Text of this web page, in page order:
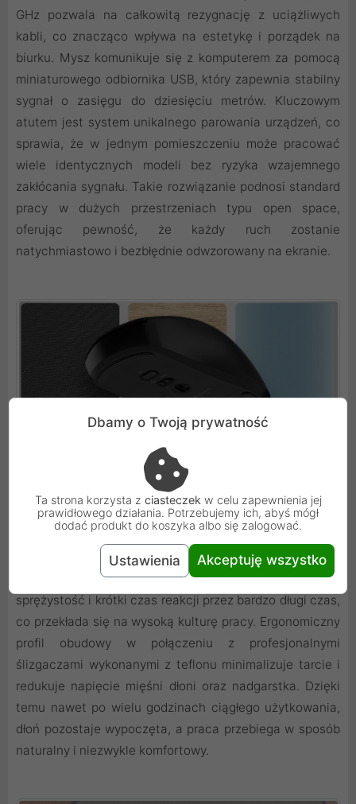
GHz pozwala na całkowitą rezygnację z uciążliwych
kabli, co znacząco wpływa na estetykę i porządek na
biurku. Mysz komunikuje się z komputerem za pomocą
miniaturowego odbiornika USB, który zapewnia stabilny
sygnał o zasięgu do dziesięciu metrów. Kluczowym
atutem jest system unikalnego parowania urządzeń, co
sprawia, że w jednym pomieszczeniu może pracować
wiele identycznych modeli bez ryzyka wzajemnego
zakłócania sygnału. Takie rozwiązanie podnosi standard
pracy w dużych przestrzeniach typu open space,
oferując pewność, że każdy ruch zostanie
natychmiastowo i bezbłędnie odwzorowany na ekranie.
Wytrzymałość i ergonomia dla wymagających
Konstrukcja Hawk 2 została zaprojektowana z myślą o
intensywnej eksploatacji, co potwierdza wysoka
żywotność przełączników sięgająca trzech milionów
kliknięć. Każdy przycisk zachowuje swoją pierwotną
sprężystość i krótki czas reakcji przez bardzo długi czas,
co przekłada się na wysoką kulturę pracy. Ergonomiczny
profil obudowy w połączeniu z profesjonalnymi
ślizgaczami wykonanymi z teflonu minimalizuje tarcie i
redukuje napięcie mięśni dłoni oraz nadgarstka. Dzięki
temu nawet po wielu godzinach ciągłego użytkowania,
dłoń pozostaje wypoczęta, a praca przebiega w sposób
naturalny i niezwykle komfortowy.
Dbamy o Twoją prywatność
Ta strona korzysta z ciasteczek w celu zapewnienia jej
prawidłowego działania. Potrzebujemy ich, abyś mógł
dodać produkt do koszyka albo się zalogować.
Ustawienia Akceptuję wszystko